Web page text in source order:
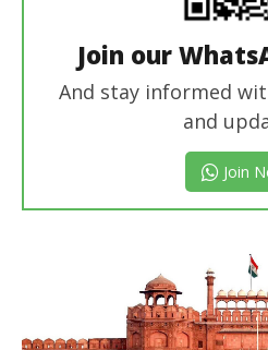
Join our
And stay informed
and
Join